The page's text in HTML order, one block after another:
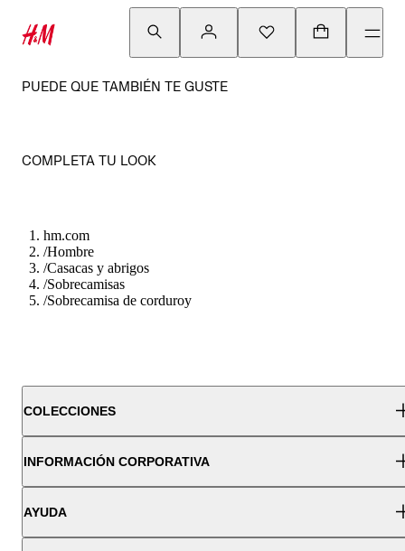
PUEDE QUE TAMBIÉN TE GUSTE
COMPLETA TU LOOK
hm.com
/Hombre
/Casacas y abrigos
/Sobrecamisas
/Sobrecamisa de corduroy
COLECCIONES
INFORMACIÓN CORPORATIVA
AYUDA